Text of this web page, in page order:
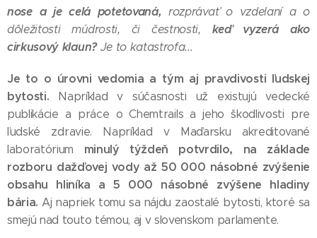
nose a je celá potetovaná, rozprávať o vzdelaní a o
dôležitosti múdrosti, či čestnosti, keď vyzerá ako
cirkusový klaun?Je to katastrofa...
Je to o úrovni vedomia a tým aj pravdivosti ľudskej
bytosti. Napríklad v súčasnosti už existujú vedecké
publikácie a práce o Chemtrails a jeho škodlivosti pre
ľudské zdravie. Napríklad v Maďarsku akreditované
laboratórium minulý týždeň potvrdilo, na základe
rozboru dažďovej vody až 50 000 násobné zvýšenie
obsahu hliníka a 5 000 násobné zvýšene hladiny
bária. Aj napriek tomu sa nájdu zaostalé bytosti, ktoré sa
smejú nad touto témou, aj v slovenskom parlamente.